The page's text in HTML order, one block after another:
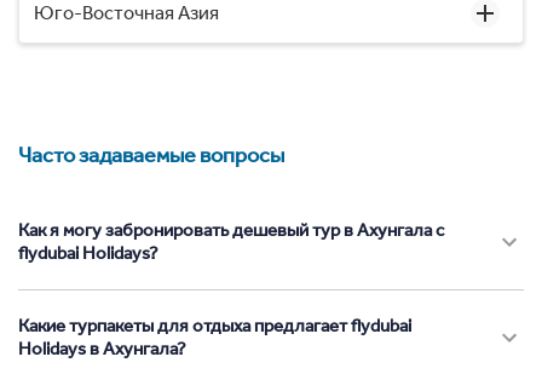
Юго-Восточная Азия
Часто задаваемые вопросы
Как я могу забронировать дешевый тур в Ахунгала с
flydubai Holidays?
Какие турпакеты для отдыха предлагает flydubai
Holidays в Ахунгала?